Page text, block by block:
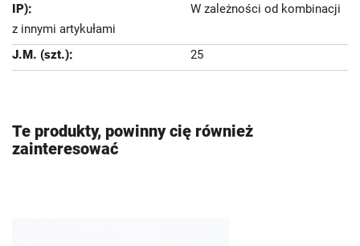
W zależności od kombinacji
z innymi artykułami
25
Te produkty, powinny cię również
zainteresować